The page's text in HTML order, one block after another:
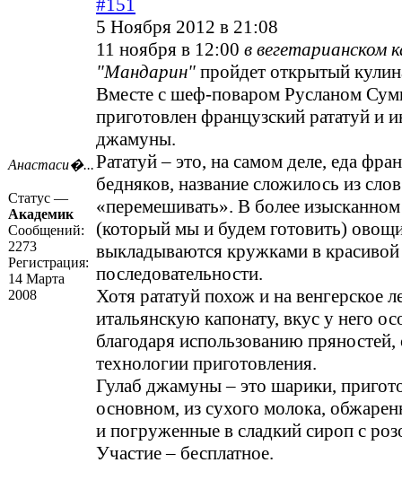
Анастаси�...
Статус —
Академик
Сообщений:
2273
Регистрация:
14 Марта
2008
#151
5 Ноября 2012 в 21:08
11 ноября в 12:00 в вегетарианском
"Мандарин" пройдет открытый
Вместе с шеф-поваром Русланом
приготовлен французский рататуй и
джамуны.
Рататуй – это, на самом деле, еда
бедняков, название сложилось из
«перемешивать». В более изысканном
(который мы и будем готовить)
выкладываются кружками в красивой
последовательности.
Хотя рататуй похож и на венгерское
итальянскую капонату, вкус у него
благодаря использованию пряностей,
технологии приготовления.
Гулаб джамуны – это шарики,
основном, из сухого молока,
и погруженные в сладкий сироп с
Участие – бесплатное.